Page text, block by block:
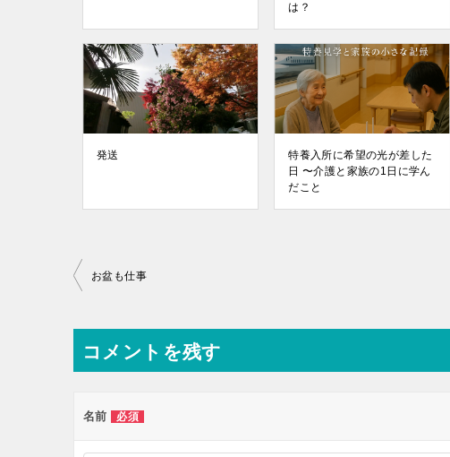
は？
発送
特養入所に希望の光が差した
日 〜介護と家族の1日に学ん
だこと
投
ナ
ビ
ー
お盆も仕事
コメントを残す
名前 必須